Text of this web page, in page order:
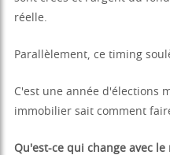
réelle.
Parallèlement, ce timing
C'est une année d'élections
immobilier sait comment
Qu'est-ce qui change avec